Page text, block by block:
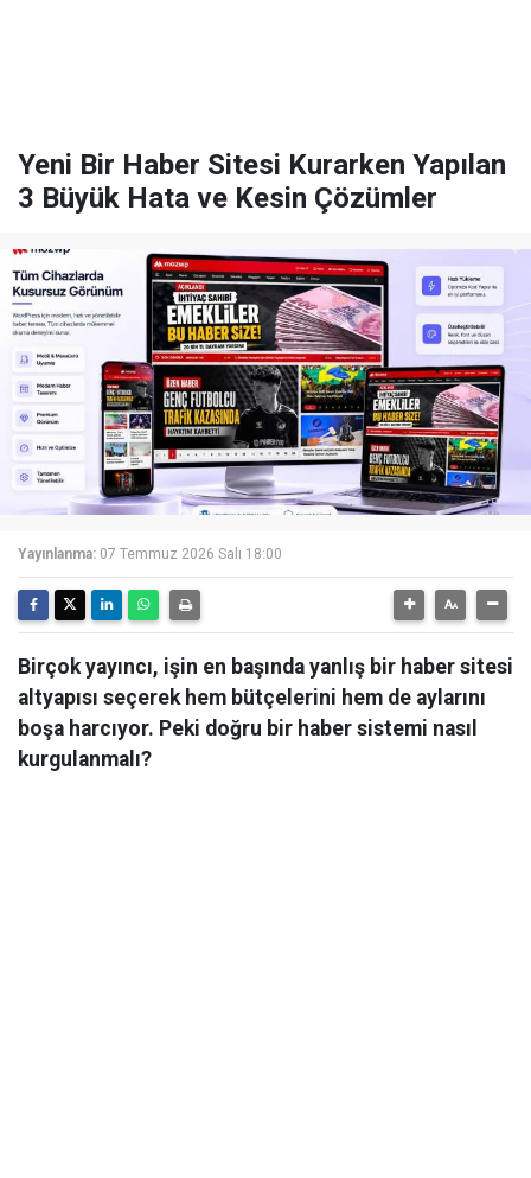
Yeni Bir Haber Sitesi Kurarken Yapılan
3 Büyük Hata ve Kesin Çözümler
Yayınlanma: 07 Temmuz 2026 Salı 18:00
Birçok yayıncı, işin en başında yanlış bir haber sitesi
altyapısı seçerek hem bütçelerini hem de aylarını
boşa harcıyor. Peki doğru bir haber sistemi nasıl
kurgulanmalı?